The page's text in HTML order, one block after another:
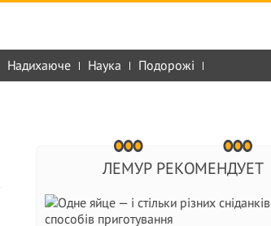
Надихаюче Наука Подорожі
ЛЕМУР РЕКОМЕНДУЕТ